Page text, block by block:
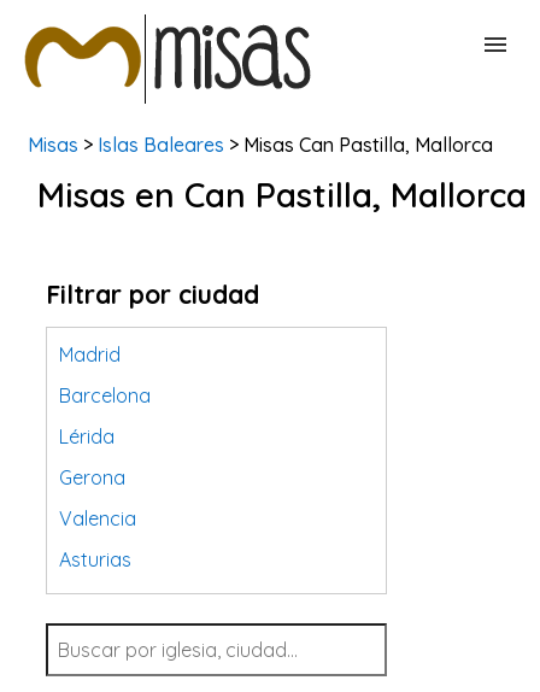
BUSCAR MISAS
Misas > Islas Baleares > Misas Can Pastilla, Mallorca
Misas en Can Pastilla, Mallorca
Filtrar por ciudad
Madrid
Barcelona
Lérida
Gerona
Valencia
Asturias
Tarragona
Navarra
Valladolid